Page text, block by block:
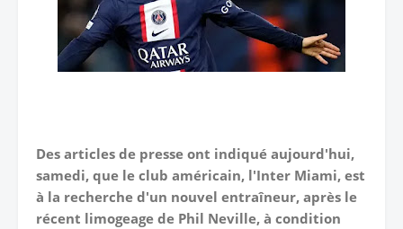
Des articles de presse ont indiqué aujourd'hui,
samedi, que le club américain, l'Inter Miami, est
à la recherche d'un nouvel entraîneur, après le
récent limogeage de Phil Neville, à condition